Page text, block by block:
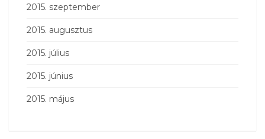
2015. szeptember
2015. augusztus
2015. július
2015. június
2015. május